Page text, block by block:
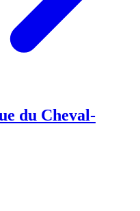
du Cheval-